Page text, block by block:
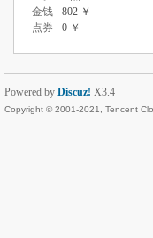
金钱
802 ￥
点券
0 ￥
Powered by Discuz! X3.4
Copyright © 2001-2021, Tencent